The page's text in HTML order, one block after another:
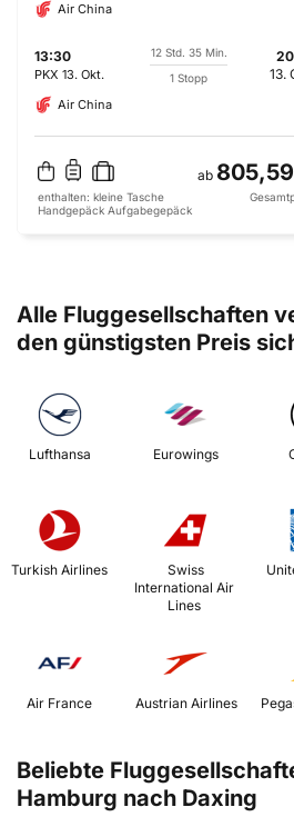
Air China
13:30
PKX 13. Okt.
12 Std. 35 Min.
1 Stopp
13.
Air China
ab
enthalten: kleine Tasche
Handgepäck Aufgabegepäck
Alle Fluggesellschaften
den günstigsten Preis
Lufthansa Eurowings
Turkish Airlines
International Air
Lines
Air France Austrian Airlines
Beliebte
Hamburg nach Daxing